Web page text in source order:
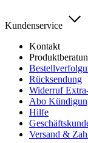
Kundenservice
Kontakt
Rücksendung
Widerruf
Abo
Hilfe
Versand &